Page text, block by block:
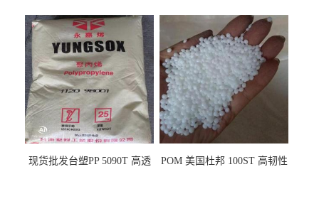
现货批发台塑PP 5090T 高透
POM 美国杜邦 100ST 高韧性